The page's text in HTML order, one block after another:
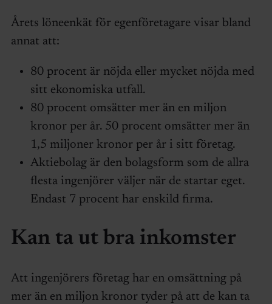
Årets löneenkät för egenföretagare visar bland
annat att:
80 procent är nöjda eller mycket nöjda med
sitt ekonomiska utfall.
80 procent omsätter mer än en miljon
kronor per år. 50 procent omsätter mer än
1,5 miljoner kronor per år i sitt företag.
Aktiebolag är den bolagsform som de allra
flesta ingenjörer väljer när de startar eget.
Endast 7 procent har enskild firma.
Kan ta ut bra inkomster
Att ingenjörers företag har en omsättning på
mer än en miljon kronor tyder på att de kan ta